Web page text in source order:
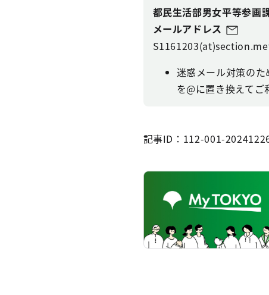
都民生活部男女平等参画
メールアドレス
迷惑メール対策のた
を@に置き換えてご
記事ID：112-001-